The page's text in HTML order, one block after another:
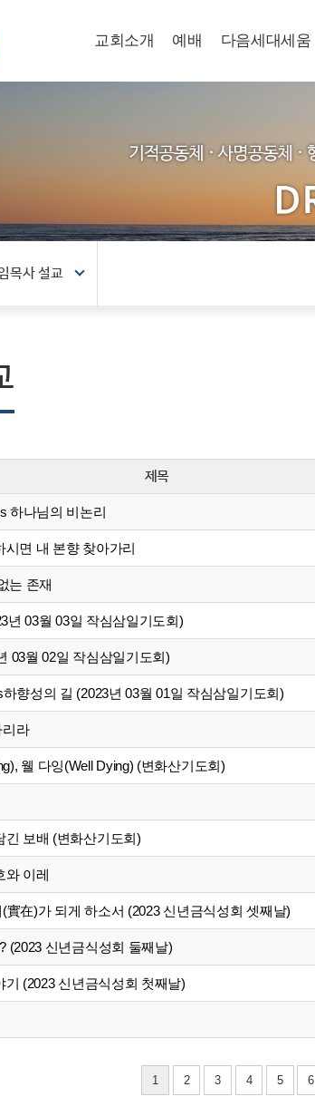
교회소개 예배 다음세대세움
목사 설교
제목
하나님의 비논리
시면 내 본향 찾아가리
는 존재
년 03월 03일 작심삼일기도회)
03월 02일 작심삼일기도회)
향성의 길 (2023년 03월 01일 작심삼일기도회)
리라
웰 다잉(Well Dying) (변화산기도회)
긴 보배 (변화산기도회)
와 이레
實在)가 되게 하소서 (2023 신년금식성회 셋째날)
(2023 신년금식성회 둘째날)
기 (2023 신년금식성회 첫째날)
1 2 3 4 5 6